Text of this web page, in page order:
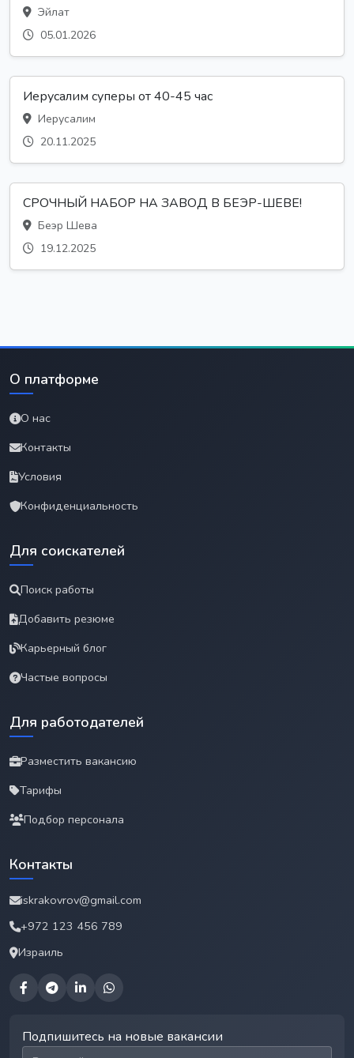
Эйлат
05.01.2026
Иерусалим суперы от 40-45 час
Иерусалим
20.11.2025
СРОЧНЫЙ НАБОР НА ЗАВОД В БЕЭР-ШЕВЕ!
Беэр Шева
19.12.2025
О платформе
О нас
Контакты
Условия
Конфиденциальность
Для соискателей
Поиск работы
Добавить резюме
Карьерный блог
Частые вопросы
Для работодателей
Разместить вакансию
Тарифы
Подбор персонала
Контакты
iskrakovrov@gmail.com
+972 123 456 789
Израиль
Подпишитесь на новые вакансии